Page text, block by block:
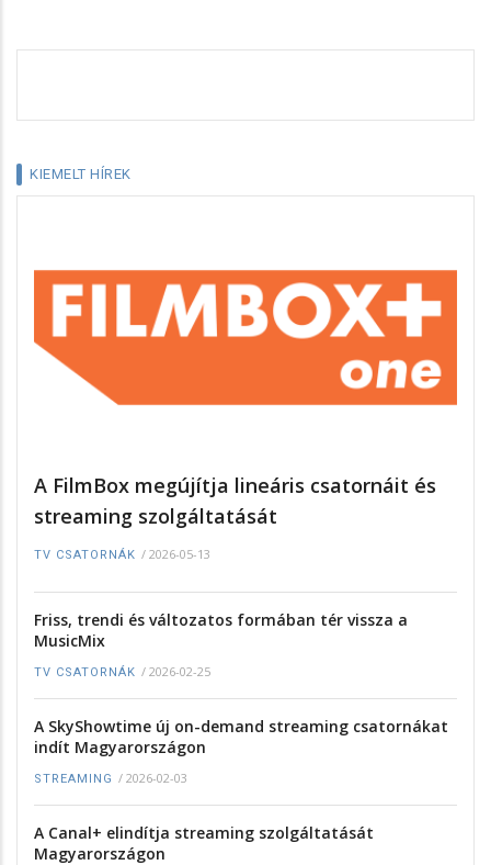
KIEMELT HÍREK
A FilmBox megújítja lineáris csatornáit és
streaming szolgáltatását
TV CSATORNÁK / 2026-05-13
Friss, trendi és változatos formában tér vissza a
MusicMix
TV CSATORNÁK / 2026-02-25
A SkyShowtime új on-demand streaming csatornákat
indít Magyarországon
STREAMING / 2026-02-03
A Canal+ elindítja streaming szolgáltatását
Magyarországon